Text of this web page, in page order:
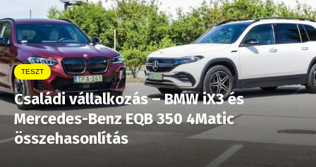
TESZT
Családi vállalkozás – BMW iX3 és
Mercedes-Benz EQB 350 4Matic
összehasonlítás